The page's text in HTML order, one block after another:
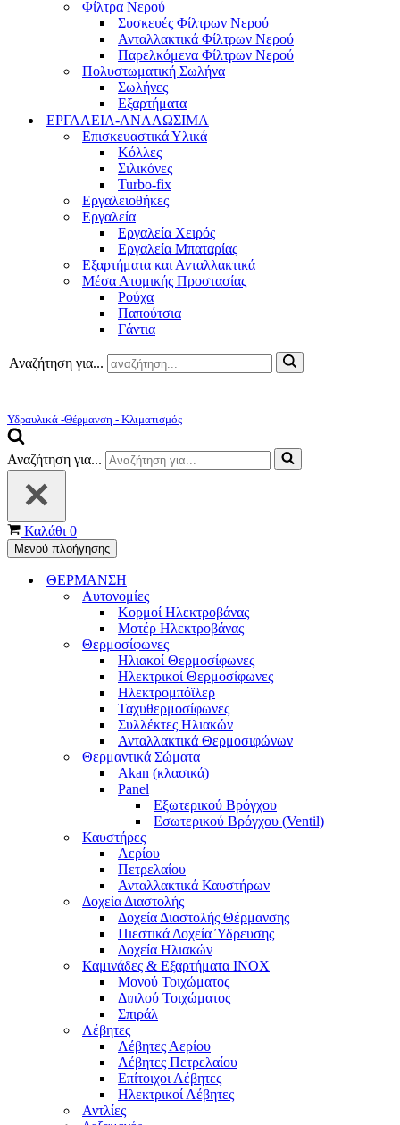
Φίλτρα Νερού
Συσκευές Φίλτρων Νερού
Ανταλλακτικά Φίλτρων Νερού
Παρελκόμενα Φίλτρων Νερού
Πολυστωματική Σωλήνα
Σωλήνες
Εξαρτήματα
ΕΡΓΑΛΕΙΑ-ΑΝΑΛΩΣΙΜΑ
Επισκευαστικά Υλικά
Κόλλες
Σιλικόνες
Turbo-fix
Εργαλειοθήκες
Εργαλεία
Εργαλεία Χειρός
Εργαλεία Μπαταρίας
Εξαρτήματα και Ανταλλακτικά
Μέσα Ατομικής Προστασίας
Ρούχα
Παπούτσια
Γάντια
Αναζήτηση για...
Υδραυλικά -Θέρμανση - Κλιματισμός
Αναζήτηση για...
Καλάθι 0
Μενού πλοήγησης
ΘΕΡΜΑΝΣΗ
Αυτονομίες
Κορμοί Ηλεκτροβάνας
Μοτέρ Ηλεκτροβάνας
Θερμοσίφωνες
Ηλιακοί Θερμοσίφωνες
Ηλεκτρικοί Θερμοσίφωνες
Ηλεκτρομπόϊλερ
Ταχυθερμοσίφωνες
Συλλέκτες Ηλιακών
Ανταλλακτικά Θερμοσιφώνων
Θερμαντικά Σώματα
Akan (κλασικά)
Panel
Εξωτερικού Βρόγχου
Εσωτερικού Βρόγχου (Ventil)
Καυστήρες
Αερίου
Πετρελαίου
Ανταλλακτικά Καυστήρων
Δοχεία Διαστολής
Δοχεία Διαστολής Θέρμανσης
Πιεστικά Δοχεία Ύδρευσης
Δοχεία Ηλιακών
Καμινάδες & Εξαρτήματα ΙΝΟΧ
Μονού Τοιχώματος
Διπλού Τοιχώματος
Σπιράλ
Λέβητες
Λέβητες Αερίου
Λέβητες Πετρελαίου
Επίτοιχοι Λέβητες
Ηλεκτρικοί Λέβητες
Αντλίες